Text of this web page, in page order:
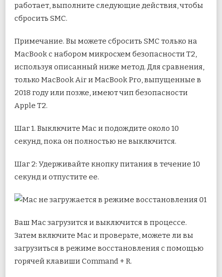
работает, выполните следующие действия, чтобы
сбросить SMC.
Примечание. Вы можете сбросить SMC только на
MacBook с набором микросхем безопасности T2,
используя описанный ниже метод. Для сравнения,
только MacBook Air и MacBook Pro, выпущенные в
2018 году или позже, имеют чип безопасности
Apple T2.
Шаг 1. Выключите Mac и подождите около 10
секунд, пока он полностью не выключится.
Шаг 2: Удерживайте кнопку питания в течение 10
секунд и отпустите ее.
Ваш Mac загрузится и выключится в процессе.
Затем включите Mac и проверьте, можете ли вы
загрузиться в режиме восстановления с помощью
горячей клавиши Command + R.